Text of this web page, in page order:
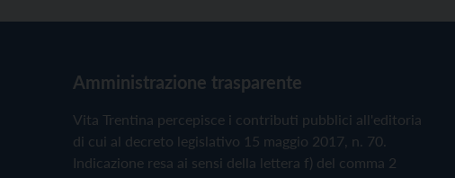
Amministrazione trasparente
Vita Trentina percepisce i contributi pubblici all'editoria
di cui al decreto legislativo 15 maggio 2017, n. 70.
Indicazione resa ai sensi della lettera f) del comma 2